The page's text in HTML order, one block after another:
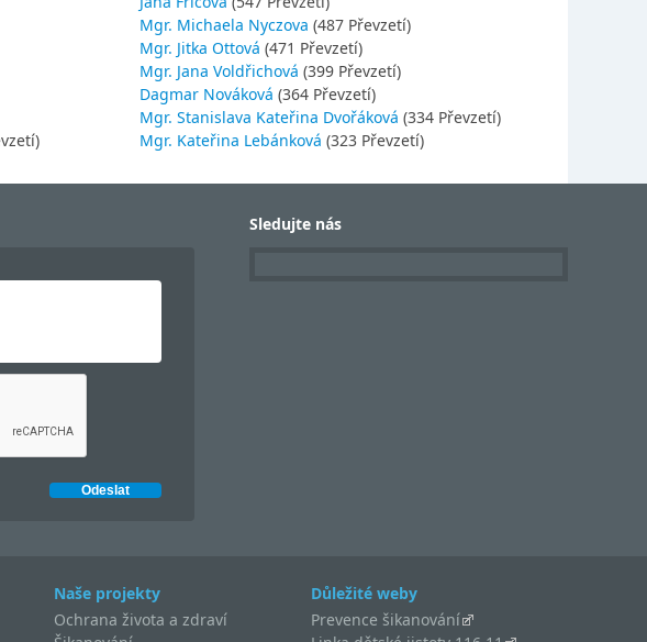
Mgr. Michaela Nyczova (487 Převzetí)
Mgr. Jitka Ottová (471 Převzetí)
Mgr. Jana Voldřichová (399 Převzetí)
Dagmar Nováková (364 Převzetí)
Mgr. Stanislava Kateřina Dvořáková (334 Převzetí)
Mgr. Kateřina Lebánková (323 Převzetí)
Sledujte nás
Naše projekty
Ochrana života a zdraví
Důležité weby
Prevence šikanování